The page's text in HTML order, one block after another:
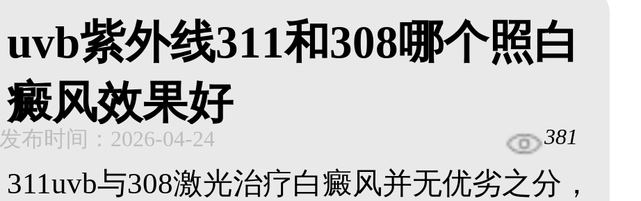
uvb紫外线311和308哪个照白
癜风效果好
发布时间：2026-04-24 381
311uvb与308激光治疗白癜风并无优劣之分，